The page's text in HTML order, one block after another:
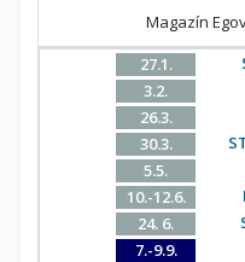
Magazín
27.1.
3.2.
26.3.
30.3.
5.5.
10.-12.6.
24. 6.
7.-9.9.